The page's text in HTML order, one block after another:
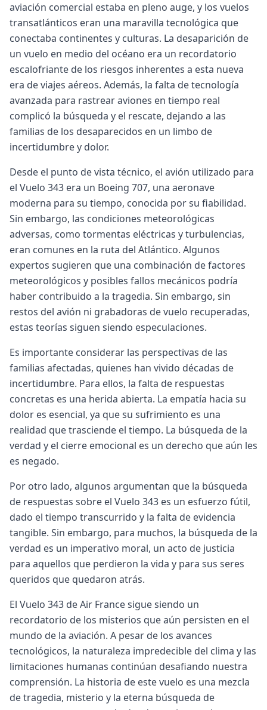
aviación comercial estaba en pleno auge, y los vuelos
transatlánticos eran una maravilla tecnológica que
conectaba continentes y culturas. La desaparición de
un vuelo en medio del océano era un recordatorio
escalofriante de los riesgos inherentes a esta nueva
era de viajes aéreos. Además, la falta de tecnología
avanzada para rastrear aviones en tiempo real
complicó la búsqueda y el rescate, dejando a las
familias de los desaparecidos en un limbo de
incertidumbre y dolor.
Desde el punto de vista técnico, el avión utilizado para
el Vuelo 343 era un Boeing 707, una aeronave
moderna para su tiempo, conocida por su fiabilidad.
Sin embargo, las condiciones meteorológicas
adversas, como tormentas eléctricas y turbulencias,
eran comunes en la ruta del Atlántico. Algunos
expertos sugieren que una combinación de factores
meteorológicos y posibles fallos mecánicos podría
haber contribuido a la tragedia. Sin embargo, sin
restos del avión ni grabadoras de vuelo recuperadas,
estas teorías siguen siendo especulaciones.
Es importante considerar las perspectivas de las
familias afectadas, quienes han vivido décadas de
incertidumbre. Para ellos, la falta de respuestas
concretas es una herida abierta. La empatía hacia su
dolor es esencial, ya que su sufrimiento es una
realidad que trasciende el tiempo. La búsqueda de la
verdad y el cierre emocional es un derecho que aún les
es negado.
Por otro lado, algunos argumentan que la búsqueda
de respuestas sobre el Vuelo 343 es un esfuerzo fútil,
dado el tiempo transcurrido y la falta de evidencia
tangible. Sin embargo, para muchos, la búsqueda de la
verdad es un imperativo moral, un acto de justicia
para aquellos que perdieron la vida y para sus seres
queridos que quedaron atrás.
El Vuelo 343 de Air France sigue siendo un
recordatorio de los misterios que aún persisten en el
mundo de la aviación. A pesar de los avances
tecnológicos, la naturaleza impredecible del clima y las
limitaciones humanas continúan desafiando nuestra
comprensión. La historia de este vuelo es una mezcla
de tragedia, misterio y la eterna búsqueda de